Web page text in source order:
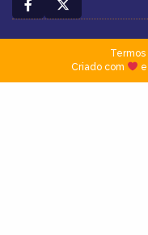
Termos|
Criado com
e